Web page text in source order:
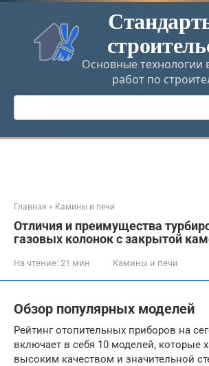
Перейти
контенту
Основные технологии
работ по
Поиск:
Главная » Камины и печи
Отличия и преимущества
газовых колонок с закрытой
На чтение: 21 мин Камины и печи
Обзор популярных моделей
Рейтинг отопительных приборов на
включает в себя 10 моделей, которые
высоким качеством и значительной